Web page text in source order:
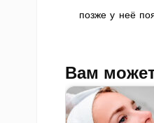
позже у неё
Вам